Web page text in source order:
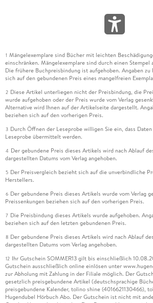
1 Mängelexemplare sind Bücher mit leichten
einschränken. Mängelexemplare sind durch einen Stempel
Die frühere Buchpreisbindung ist aufgehoben. Angaben zu
sich auf den gebundenen Preis eines mangelfreien
2 Diese Artikel unterliegen nicht der Preisbindung, die
wurde aufgehoben oder der Preis wurde vom Verlag
Alternative wird Ihnen auf der Artikelseite dargestellt.
beziehen sich auf den vorherigen Preis.
3 Durch Öffnen der Leseprobe willigen Sie ein, dass
Leseprobe übermittelt werden.
4 Der gebundene Preis dieses Artikels wird nach Ablauf
dargestellten Datums vom Verlag angehoben.
5 Der Preisvergleich bezieht sich auf die unverbindliche
Herstellers.
6 Der gebundene Preis dieses Artikels wurde vom Verlag
Preissenkungen beziehen sich auf den vorherigen Preis.
7 Die Preisbindung dieses Artikels wurde aufgehoben.
beziehen sich auf den letzten gebundenen Preis.
8 Der gebundene Preis dieses Artikels wird nach Ablauf
dargestellten Datums vom Verlag angehoben.
12 Ihr Gutschein SOMMER13 gilt bis einschließlich
Gutschein ausschließlich online einlösen unter
zur Abholung mit Zahlung in der Filiale möglich. Der
gesetzlich preisgebundene Artikel (deutschsprachige
preisgebundene Kalender, tolino shine (4016621130466),
Hugendubel Hörbuch Abo. Der Gutschein ist nicht mit